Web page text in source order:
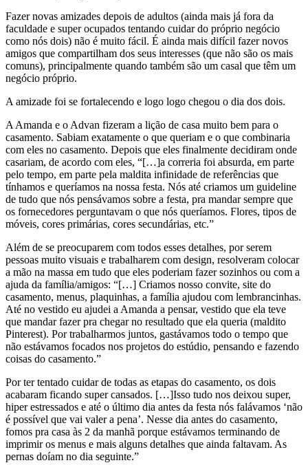
Fazer novas amizades depois de adultos (ainda mais já fora da
faculdade e super ocupados tentando cuidar do próprio negócio
como nós dois) não é muito fácil. É ainda mais difícil fazer novos
amigos que compartilham dos seus interesses (que não são os mais
comuns), principalmente quando também são um casal que têm um
negócio próprio.
A amizade foi se fortalecendo e logo logo chegou o dia dos dois.
A Amanda e o Advan fizeram a lição de casa muito bem para o
casamento. Sabiam exatamente o que queriam e o que combinaria
com eles no casamento. Depois que eles finalmente decidiram onde
casariam, de acordo com eles, “[…]a correria foi absurda, em parte
pelo tempo, em parte pela maldita infinidade de referências que
tínhamos e queríamos na nossa festa. Nós até criamos um guideline
de tudo que nós pensávamos sobre a festa, pra mandar sempre que
os fornecedores perguntavam o que nós queríamos. Flores, tipos de
móveis, cores primárias, cores secundárias, etc.”
Além de se preocuparem com todos esses detalhes, por serem
pessoas muito visuais e trabalharem com design, resolveram colocar
a mão na massa em tudo que eles poderiam fazer sozinhos ou com a
ajuda da família/amigos: “[…] Criamos nosso convite, site do
casamento, menus, plaquinhas, a família ajudou com lembrancinhas.
Até no vestido eu ajudei a Amanda a pensar, vestido que ela teve
que mandar fazer pra chegar no resultado que ela queria (maldito
Pinterest). Por trabalharmos juntos, gastávamos todo o tempo que
não estávamos focados nos projetos do estúdio, pensando e fazendo
coisas do casamento.”
Por ter tentado cuidar de todas as etapas do casamento, os dois
acabaram ficando super cansados. […]Isso tudo nos deixou super,
hiper estressados e até o último dia antes da festa nós falávamos ‘não
é possível que vai valer a pena’. Nesse dia antes do casamento,
fomos pra casa às 2 da manhã porque estávamos terminando de
imprimir os menus e mais alguns detalhes que ainda faltavam. As
pernas doíam no dia seguinte.”